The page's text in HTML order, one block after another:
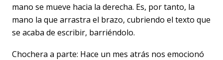
mano se mueve hacia la derecha. Es, por tanto, la
mano la que arrastra el brazo, cubriendo el texto que
se acaba de escribir, barriéndolo.
Chochera a parte: Hace un mes atrás nos emocionó